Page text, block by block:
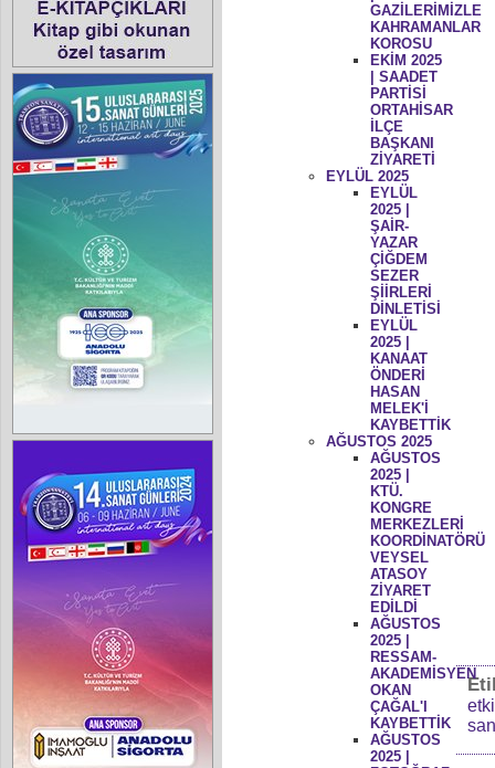
GAZİLERİMİZLE
KAHRAMANLAR
KOROSU
EKİM 2025
| SAADET
PARTİSİ
ORTAHİSAR
İLÇE
BAŞKANI
ZİYARETİ
EYLÜL 2025
EYLÜL
2025 |
ŞAİR-
YAZAR
ÇİĞDEM
SEZER
ŞİİRLERİ
DİNLETİSİ
EYLÜL
2025 |
KANAAT
ÖNDERİ
HASAN
MELEK'İ
KAYBETTİK
AĞUSTOS 2025
AĞUSTOS
2025 |
KTÜ.
KONGRE
MERKEZLERİ
KOORDİNATÖRÜ
VEYSEL
ATASOY
ZİYARET
EDİLDİ
AĞUSTOS
2025 |
RESSAM-
AKADEMİSYEN
OKAN
ÇAĞAL'I
KAYBETTİK
AĞUSTOS
2025 |